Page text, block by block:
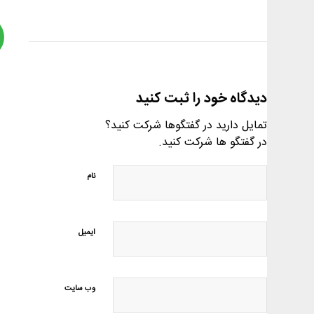
دیدگاه خود را ثبت کنید
تمایل دارید در گفتگوها شرکت کنید؟
در گفتگو ها شرکت کنید.
نام
ایمیل
وب‌ سایت